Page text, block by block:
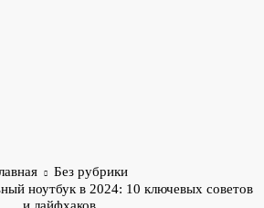
Без рубрики
ноутбук в 2024: 10 ключевых советов